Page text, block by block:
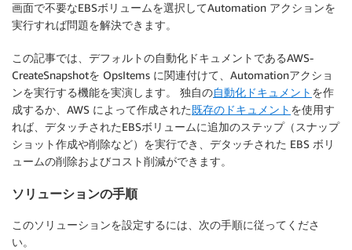
画面で不要なEBSボリュームを選択してAutomation アクションを
実行すれば問題を解決できます。
この記事では、デフォルトの自動化ドキュメントであるAWS-
CreateSnapshotを OpsItems に関連付けて、Automationアクショ
ンを実行する機能を実演します。 独自の自動化ドキュメント を作
成するか、AWS によって作成された既存のドキュメント を使用す
れば、デタッチされたEBSボリュームに追加のステップ（スナップ
ショット作成や削除など）を実行でき、デタッチされた EBS ボリ
ュームの削除およびコスト削減ができます。
ソリューションの手順
このソリューションを設定するには、次の手順に従ってくださ
い。